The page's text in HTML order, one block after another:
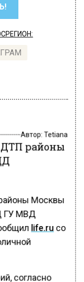
Автор:Tetiana
районы
Москвы
ГУ МВД
life.ru со
согласно